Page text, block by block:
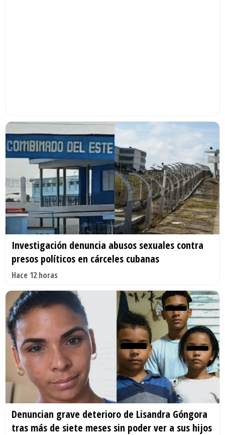
Investigación denuncia abusos sexuales contra
presos políticos en cárceles cubanas
Hace 12 horas
Denuncian grave deterioro de Lisandra Góngora
tras más de siete meses sin poder ver a sus hijos